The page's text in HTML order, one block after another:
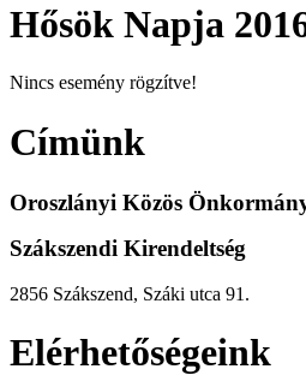
Hősök Napja
Nincs esemény rögzítve!
Címünk
Oroszlányi Közös
Szákszendi Kirendeltség
2856 Szákszend, Száki utca 91.
Elérhetőségeink